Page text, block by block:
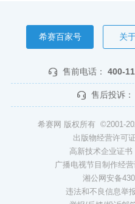
希赛百家号 关
售前电话： 400-
售后投诉：
希赛网 版权所有 ©2001-
出版物经营许可
高新技术企业证书
广播电视节目制作经
湘公网安备
违法和不良信息举